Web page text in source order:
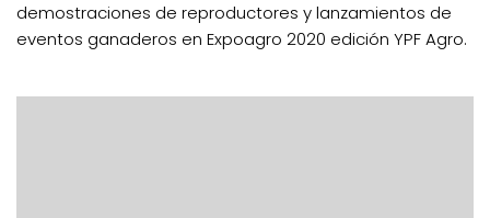
demostraciones de reproductores y lanzamientos de
eventos ganaderos en Expoagro 2020 edición YPF Agro.